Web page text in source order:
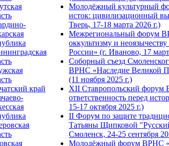
край
Молодёжный культурный
исток: цивилизационный
Тверь, 17-18 марта 2026 г.)
Межрегиональный форум
оккультизму и
России» (г. Иваново, 17
Соборный съезд
ВРНС «Наследие Великой
(11 ноября 2025 г.)
XII Ставропольский форум
ответственность перед
15-17 октября 2025 г.)
II Форум по защите
Татьяны Щипковой
Смоленск, 24-25 сентября
Молодёжный форум ВРНС